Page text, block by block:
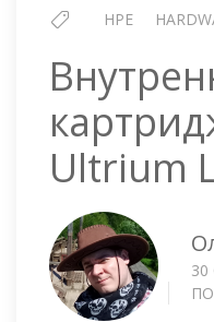
HPE
Ultrium
30